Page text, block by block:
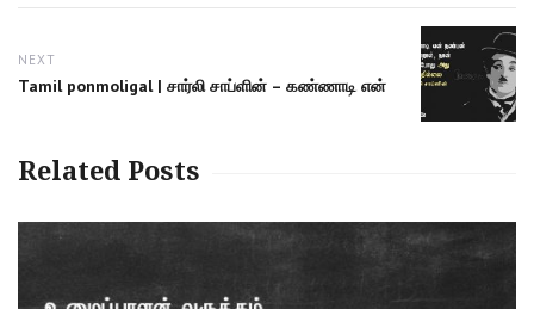
NEXT
Next
Tamil ponmoligal | சார்லி சாப்ளின் – கண்ணாடி என்
Related Posts